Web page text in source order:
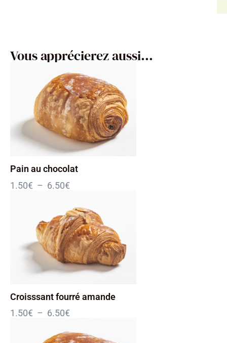
Vous apprécierez aussi...
Pain au chocolat
1.50€ – 6.50€
Croisssant fourré amande
1.50€ – 6.50€